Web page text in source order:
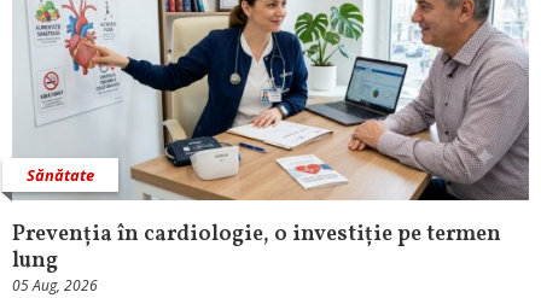
Sănătate
Prevenția în cardiologie, o investiție pe termen
lung
05 Aug, 2026